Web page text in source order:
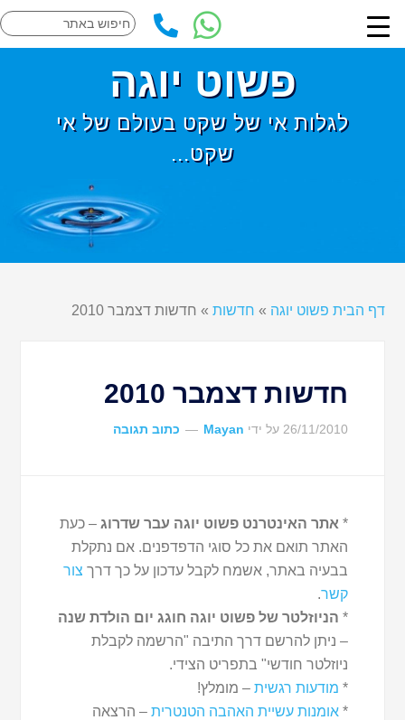
פשוט יוגה
לגלות אי של שקט בעולם של אי
שקט...
דף הבית פשוט יוגה » חדשות » חדשות דצמבר 2010
חדשות דצמבר 2010
26/11/2010 על ידי Mayan כתוב תגובה
* אתר האינטרנט פשוט יוגה עבר שדרוג – כעת
האתר תואם את כל סוגי הדפדפנים. אם נתקלת
בבעיה באתר, אשמח לקבל עדכון על כך דרך צור
קשר.
* הניוזלטר של פשוט יוגה חוגג יום הולדת שנה
– ניתן להרשם דרך התיבה "הרשמה לקבלת
ניוזלטר חודשי" בתפריט הצידי.
* מודעות רגשית – מומלץ!
*אומנות עשיית האהבה הטנטרית – הרצאה